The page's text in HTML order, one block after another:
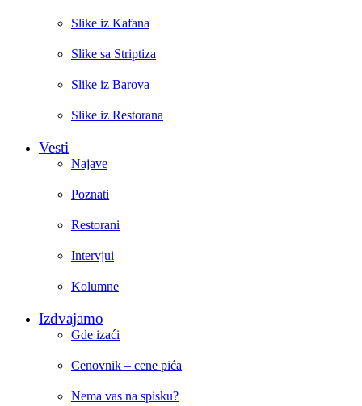
Slike iz Kafana
Slike sa Striptiza
Slike iz Barova
Slike iz Restorana
Vesti
Najave
Poznati
Restorani
Intervjui
Kolumne
Izdvajamo
Gde izaći
Cenovnik – cene pića
Nema vas na spisku?